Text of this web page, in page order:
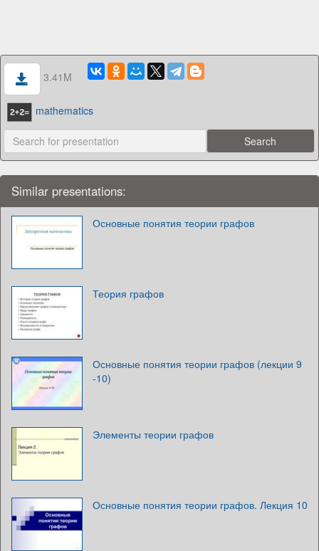
3.41M
mathematics
Similar presentations:
Основные понятия теории графов
Теория графов
Основные понятия теории графов (лекции 9
-10)
Элементы теории графов
Основные понятия теории графов. Лекция 10